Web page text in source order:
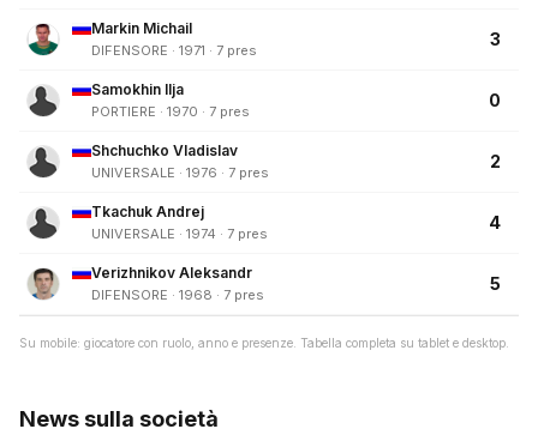
Markin Michail
DIFENSORE · 1971 · 7 pres
3
Samokhin Ilja
PORTIERE · 1970 · 7 pres
0
Shchuchko Vladislav
UNIVERSALE · 1976 · 7 pres
2
Tkachuk Andrej
UNIVERSALE · 1974 · 7 pres
4
Verizhnikov Aleksandr
DIFENSORE · 1968 · 7 pres
5
Su mobile: giocatore con ruolo, anno e presenze. Tabella completa su tablet e desktop.
News sulla società